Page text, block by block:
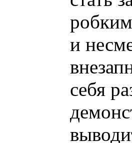
и
себя